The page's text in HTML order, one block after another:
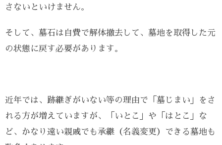
さないといけません。
そして、墓石は自費で解体撤去して、墓地を取得した元
の状態に戻す必要があります。
近年では、跡継ぎがいない等の理由で「墓じまい」をさ
れる方が増えていますが、「いとこ」や「はとこ」な
ど、かなり遠い親戚でも承継（名義変更）できる墓地も